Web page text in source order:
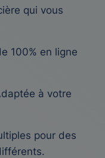
qui vous
100% en ligne
à votre
pour des